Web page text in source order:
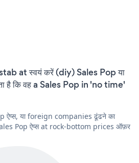
at स्वयं करें (diy) Sales Pop या
है कि वह a Sales Pop in 'no time'
ऐप्स, या foreign companies ढूंढने का
Pop ऐप्स at rock-bottom prices ऑफ़र